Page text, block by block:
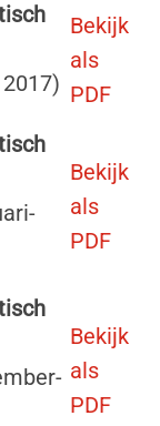
Bekijk
als
PDF
Bekijk
als
PDF
Bekijk
als
PDF